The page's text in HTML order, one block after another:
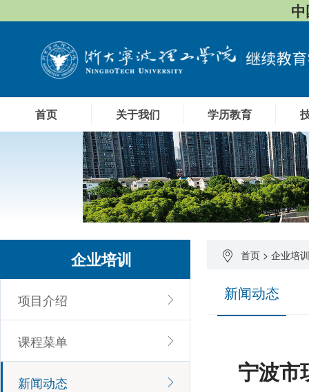
首页 关于我们 学历教育
首页 > 企业培训
新闻动态
宁波市
企业培训
项目介绍
课程菜单
新闻动态